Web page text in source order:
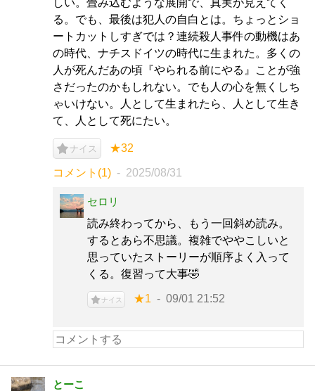
しい。畳み込むような展開で、真実が見えてく
る。でも、最後は犯人の自白とは。ちょっとショ
ートカットしすぎでは？連続殺人事件の動機はあ
の時代、ナチスドイツの時代に生まれた。多くの
人が死んだあの頃『やられる前にやる』ことが強
さだったのかもしれない。でも人の心を無くしち
ゃいけない。人として生まれたら、人として生き
て、人として死にたい。
ナイス ★32
コメント(1) 2025/08/31
セロリ
読み終わってから、もう一回斜め読み。
するとあら不思議。複雑でややこしいと
思っていたストーリーが順序よく入って
くる。復習って大事🤣
ナイス ★1 09/01 21:52
とーこ